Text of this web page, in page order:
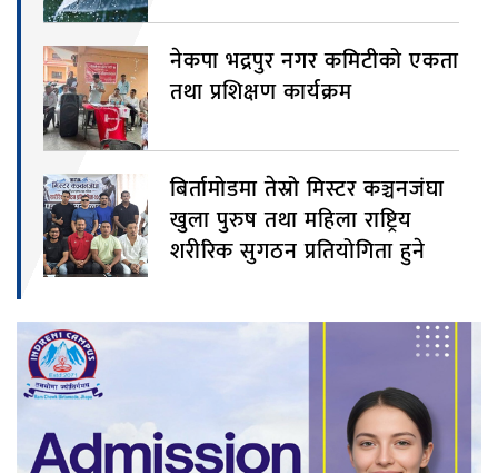
नेकपा भद्रपुर नगर कमिटीको एकता
तथा प्रशिक्षण कार्यक्रम
बिर्तामोडमा तेस्रो मिस्टर कञ्चनजंघा
खुला पुरुष तथा महिला राष्ट्रिय
शरीरिक सुगठन प्रतियोगिता हुने